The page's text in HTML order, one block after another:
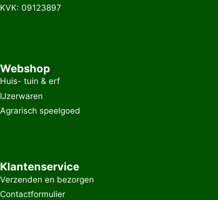
KVK: 09123897
Webshop
Huis- tuin & erf
IJzerwaren
Agrarisch speelgoed
Klantenservice
Verzenden en bezorgen
Contactformulier